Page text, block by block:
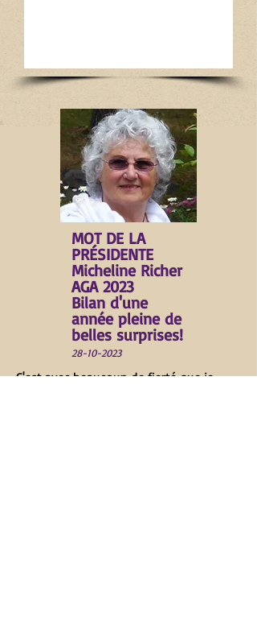
MOT DE LA
PRÉSIDENTE
Micheline Richer
AGA 2023
Bilan d'une
année pleine de
belles surprises!
28-10-2023
C'est avec beaucoup de fierté que je